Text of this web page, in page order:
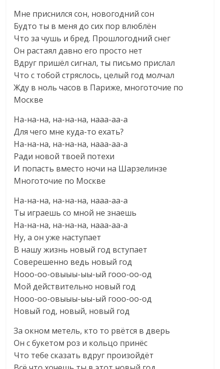
Мне приснился сон, новогодний сон
Будто ты в меня до сих пор влюблён
Что за чушь и бред. Прошлогодний снег
Он растаял давно его просто нет
Вдруг пришёл сигнал, ты письмо прислал
Что с тобой стряслось, целый год молчал
Жду в ноль часов в Париже, многоточие по
Москве
На-на-на, на-на-на, нааа-аа-а
Для чего мне куда-то ехать?
На-на-на, на-на-на, нааа-аа-а
Ради новой твоей потехи
И попасть вместо ночи на Шарзелинзе
Многоточие по Москве
На-на-на, на-на-на, нааа-аа-а
Ты играешь со мной не знаешь
На-на-на, на-на-на, нааа-аа-а
Ну, а он уже наступает
В нашу жизнь новый год вступает
Соверешенно ведь новый год
Нооо-оо-овыыы-ыы-ый гооо-оо-од
Мой действительно новый год
Нооо-оо-овыыы-ыы-ый гооо-оо-од
Новый год, новый, новый год
За окном метель, кто то рвётся в дверь
Он с букетом роз и кольцо принёс
Что тебе сказать вдруг произойдёт